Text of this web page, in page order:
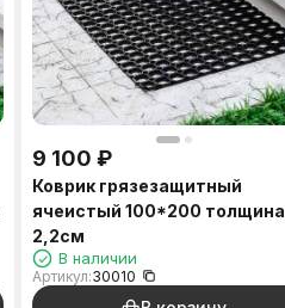
9 100 ₽
Коврик грязезащитный
ячеистый 100*200 толщина
2,2см
В наличии
Артикул:30010